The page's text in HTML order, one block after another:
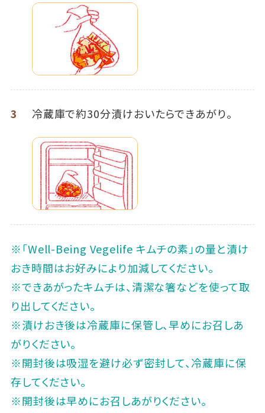
3 冷蔵庫で約30分漬けおいたらできあがり。
※「Well-Being Vegelife キムチの素」の量と漬け
おき時間はお好みにより加減してください。
※できあがったキムチは、清潔な箸などを使って取
り出してください。
※漬けおき後は冷蔵庫に保管し、早めにお召しあ
がりください。
※開封後は吸湿を避け必ず密封して、冷蔵庫に保
存してください。
※開封後は早めにお召しあがりください。